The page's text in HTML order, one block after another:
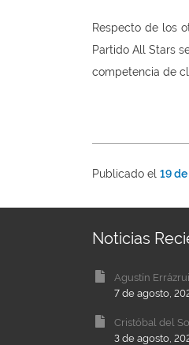
Respecto de los
Partido All Stars
competencia de
Publicado el 19
Noticias
Agustín
7 de agosto,
Cristóbal del
3 de agosto,